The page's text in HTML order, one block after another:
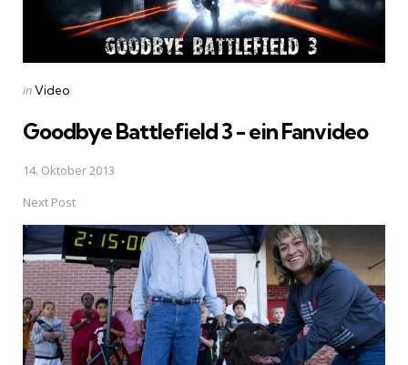
Posted
inVideo
Goodbye Battlefield 3 - ein Fanvideo
14. Oktober 2013
Next Post